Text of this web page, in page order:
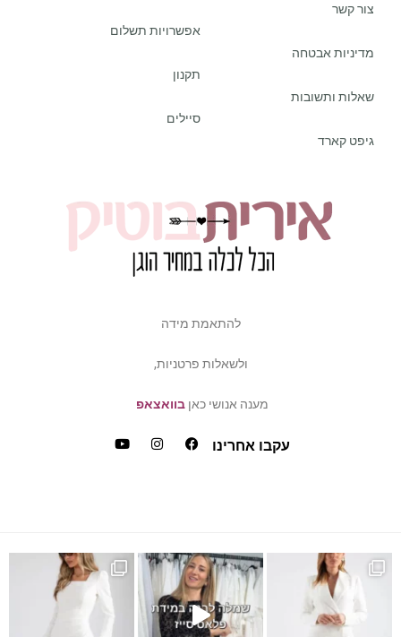
צור קשר
מדיניות אבטחה
שאלות ותשובות
גיפט קארד
אפשרויות תשלום
תקנון
סיילים
להתאמת מידה
ולשאלות פרטניות,
מענה אנושי כאןבוואצאפ
עקבו אחרינו
של פלאס סייז / מיד סכמה ביקשתן שהשמלה הזאת תחזו